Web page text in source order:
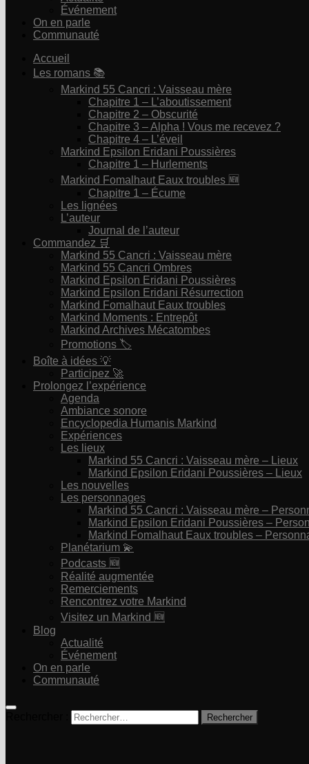
Événement
On en parle
Communauté
Accueil
Les romans 📚
Markind 55 Cancri : Vaisseau mère
Chapitre 1 – L’aboutissement
Chapitre 2 – Obscurité
Chapitre 3 – Alpha ! Vous me recevez ?
Chapitre 4 – L’éveil
Markind Epsilon Eridani Poussières
Chapitre 1 – Hurlements
Markind Fomalhaut Eaux troubles 🆕
Chapitre 1 – Écume
Les lignées
L’auteur
Journal de l’auteur
Commandez 🛒
Markind 55 Cancri : Vaisseau mère
Markind 55 Cancri Ombres
Markind Epsilon Eridani Poussières
Markind Epsilon Eridani Résurrection
Markind Fomalhaut Eaux troubles
Markind Moments : Entrepôt
Markind Archives Mécatombes
Promotions 🏷
Boîte à idées 💡
Participez 🚀
Prolongez l’expérience
Agenda
Ambiance sonore
Encyclopedia Humanis Markind
Expériences
Les lieux
Markind 55 Cancri : Vaisseau mère – Lieux
Markind Epsilon Eridani Poussières – Lieux
Les nouvelles
Les personnages
Markind 55 Cancri : Vaisseau mère –
Markind Epsilon Eridani Poussières –
Markind Fomalhaut Eaux troubles –
Planétarium 💫
Podcasts 🆕
Réalité augmentée
Remerciements
Rencontrez votre Markind
Visitez un Markind 🆕
Blog
Actualité
Événement
On en parle
Communauté